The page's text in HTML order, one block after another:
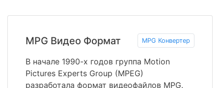
MPG Видео Формат MPG Конвертер
В начале 1990-х годов группа Motion
Pictures Experts Group (MPEG)
разработала формат видеофайлов MPG.